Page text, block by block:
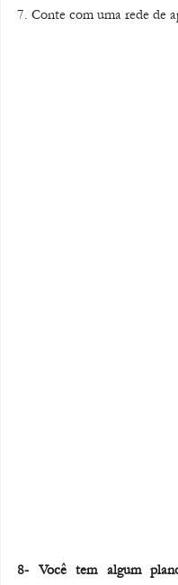
7. Conte com uma rede de
8- Você tem algum